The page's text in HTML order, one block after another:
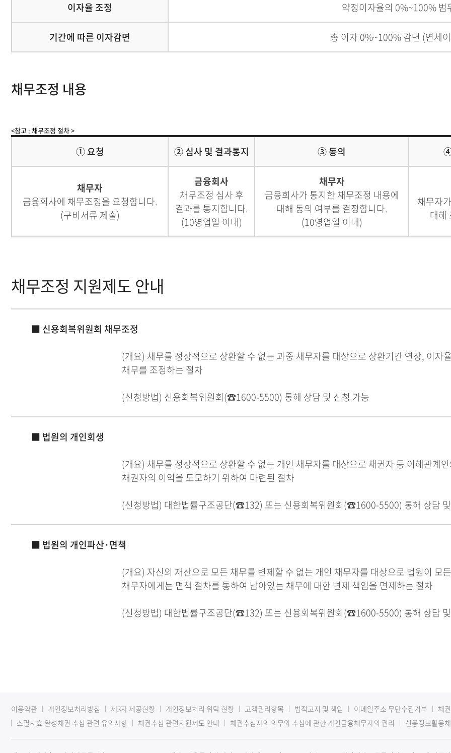
이자율 조정 약정이자율의 0%~100% 범
기간에 따른 이자감면 총 이자 0%~100% 감면 (연체
채무조정 내용
<참고 : 채무조정 절차 >
① 요청 ② 심사 및 결과통지 ③ 동의 ④
채무자
금융회사에 채무조정을 요청합니다.
(구비서류 제출)
금융회사
채무조정 심사 후
결과를 통지합니다.
(10영업일 이내)
채무자
금융회사가 통지한 채무조정 내용에
대해 동의 여부를 결정합니다.
(10영업일 이내)
채무자
대해
채무조정 지원제도 안내
■ 신용회복위원회 채무조정
(개요) 채무를 정상적으로 상환할 수 없는 과중 채무자를 대상으로 상환기간 연장, 이자
채무를 조정하는 절차
(신청방법) 신용회복위원회(☎1600-5500) 통해 상담 및 신청 가능
■ 법원의 개인회생
(개요) 채무를 정상적으로 상환할 수 없는 개인 채무자를 대상으로 채권자 등 이해관계
채권자의 이익을 도모하기 위하여 마련된 절차
(신청방법) 대한법률구조공단(☎132) 또는 신용회복위원회(☎1600-5500) 통해 상담
■ 법원의 개인파산·면책
(개요) 자신의 재산으로 모든 채무를 변제할 수 없는 개인 채무자를 대상으로 법원이 모
채무자에게는 면책 절차를 통하여 남아있는 채무에 대한 변제 책임을 면제하는 절차
(신청방법) 대한법률구조공단(☎132) 또는 신용회복위원회(☎1600-5500) 통해 상담
이용약관 개인정보처리방침 제3자 제공현황 개인정보처리 위탁 현황 고객권리항목 법적고지 및 책임 이메일주소 무단수집거부 채
소멸시효 완성채권 추심 관련 유의사항
채권추심 관련지원제도 안내 채권추심자의 의무와 추심에 관한 개인금융채무자의 권리 신용정보활용